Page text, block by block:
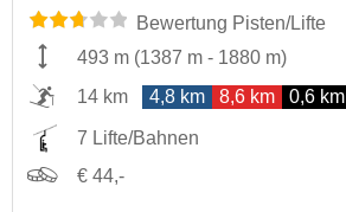
Bewertung Pisten/Lifte
493 m (1387 m - 1880 m)
14 km
4,8 km 8,6 km 0,6 km
7 Lifte/Bahnen
€ 44,-